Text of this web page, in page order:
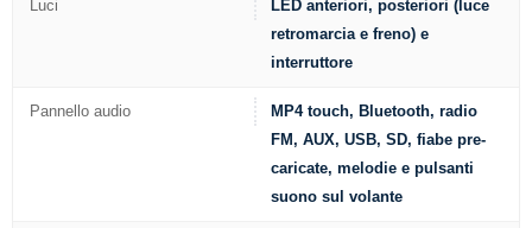
Luci
LED anteriori, posteriori (luce
retromarcia e freno) e
interruttore
Pannello audio
MP4 touch, Bluetooth, radio
FM, AUX, USB, SD, fiabe pre-
caricate, melodie e pulsanti
suono sul volante